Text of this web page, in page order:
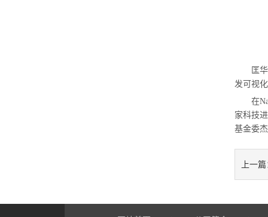
匡
发可视
在
家科技
基金委
上一